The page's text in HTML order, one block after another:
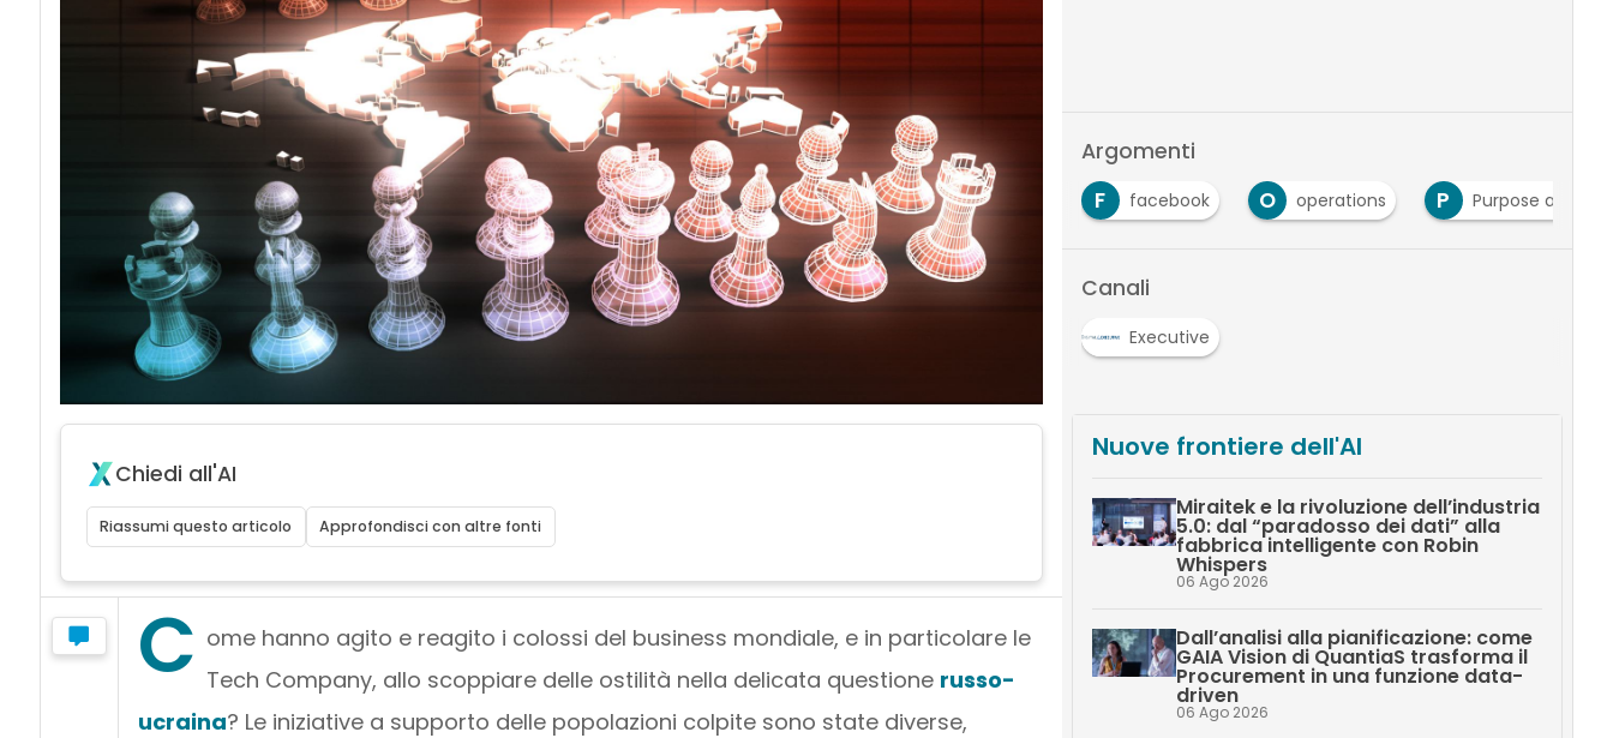
Chiedi all'AI
Riassumi questo articolo Approfondisci con altre fonti
C ome hanno agito e reagito i colossi del business mondiale, e in particolare le
Tech Company, allo scoppiare delle ostilità nella delicata questione russo-
ucraina? Le iniziative a supporto delle popolazioni colpite sono state diverse,
Argomenti
Cybersecurity facebook O operations P Purpose aziendale
Canali
Executive
Nuove frontiere dell'AI
Miraitek e la rivoluzione dell’industria
5.0: dal “paradosso dei dati” alla
fabbrica intelligente con Robin
Whispers
06 Ago 2026
Dall’analisi alla pianificazione: come
GAIA Vision di QuantiaS trasforma il
Procurement in una funzione data-
driven
06 Ago 2026